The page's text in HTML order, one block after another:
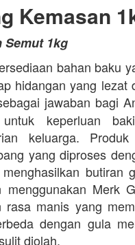
Kemasan
Semut 1kg
bahan baku
hidangan yang lezat
jawaban bagi
keperluan
keluarga.
yang diproses
butiran
Merk
rasa manis yang
dengan gula
diolah.